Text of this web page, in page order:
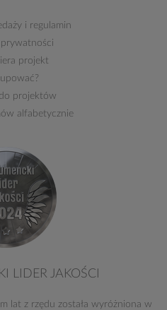
i regulamin
projekt
projektów
alfabetycznie
LIDER JAKOŚCI
lat z rzędu została wyróżniona w